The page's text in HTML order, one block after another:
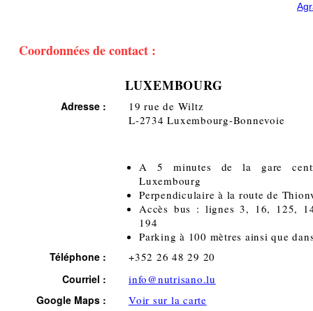
Coordonnées de contact :
LUXEMBOURG
Adresse :
19 rue de Wiltz
L-2734 Luxembourg-Bonnevoie
A 5 minutes de la gare
Luxembourg
Perpendiculaire à la route de
Accès bus : lignes 3, 16, 125,
194
Parking à 100 mètres ainsi que
Téléphone :
+352 26 48 29 20
Courriel :
info@nutrisano.lu
Google Maps : Voir sur la carte